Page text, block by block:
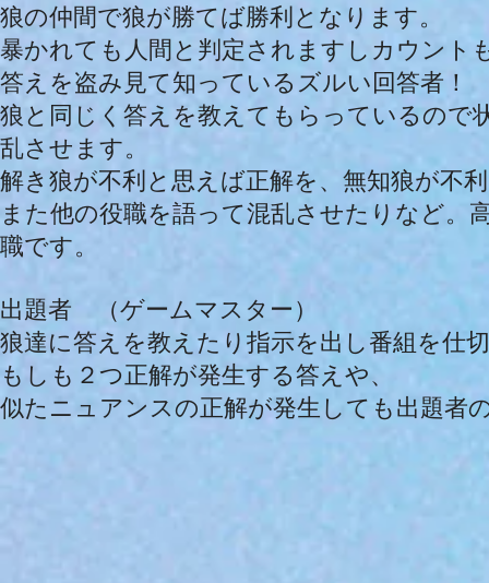
狼の仲間で狼が勝てば勝利となります。
暴かれても人間と判定されますしカウント
答えを盗み見て知っているズルい回答者！
狼と同じく答えを教えてもらっているので
乱させます。
解き狼が不利と思えば正解を、無知狼が不
また他の役職を語って混乱させたりなど。
職です。
出題者 （ゲームマスター）
狼達に答えを教えたり指示を出し番組を仕
もしも２つ正解が発生する答えや、
似たニュアンスの正解が発生しても出題者